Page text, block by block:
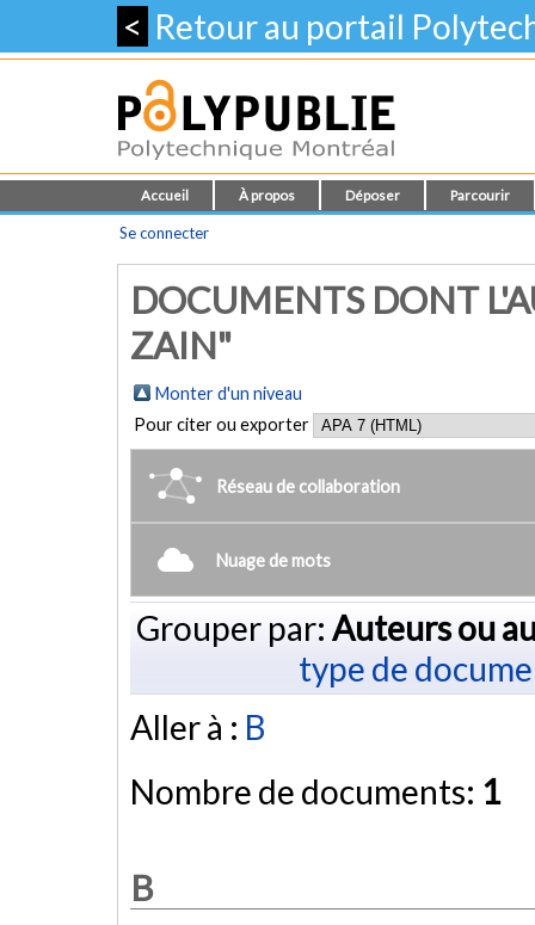
< Retour au portail
Accueil À propos Déposer Parcourir
Se connecter
DOCUMENTS DONT
ZAIN"
Monter d'un niveau
Pour citer ou exporter
Réseau de collaboration
Nuage de mots
Grouper par: Auteurs ou
type de
Aller à : B
Nombre de documents: 1
B